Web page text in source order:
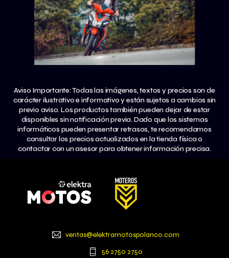
Aviso Importante: Todas las imágenes, textos y precios son de
carácter ilustrativo e informativo y están sujetos a cambios sin
previo aviso. Los productos también pueden dejar de estar
disponibles sin notificación previa. Dado que los sistemas
informáticos pueden presentar retrasos, te recomendamos
consultar los precios actualizados en la tienda física o
contactar con un asesor para obtener información precisa.
ventas@elektramotospolanco.com
56 2750 2750